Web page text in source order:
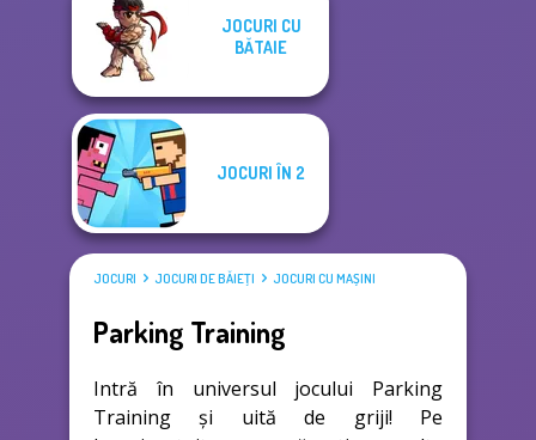
JOCURI CU
BĂTAIE
JOCURI ÎN 2
JOCURI JOCURI DE BĂIEŢI JOCURI CU MAȘINI
Parking Training
Intră în universul jocului Parking
Training și uită de griji! Pe